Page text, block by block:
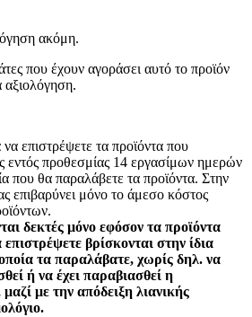
ακόμη.
που έχουν αγοράσει αυτό το προϊόν
επιστρέψετε τα προϊόντα που
εντός προθεσμίας 14 εργασίμων ημερών
που θα παραλάβετε τα προϊόντα. Στην
επιβαρύνει μόνο το άμεσο κόστος
δεκτές μόνο εφόσον τα προϊόντα
επιστρέψετε βρίσκονται στην ίδια
τα παραλάβατε, χωρίς δηλ. να
ή να έχει παραβιασθεί η
με την απόδειξη λιανικής